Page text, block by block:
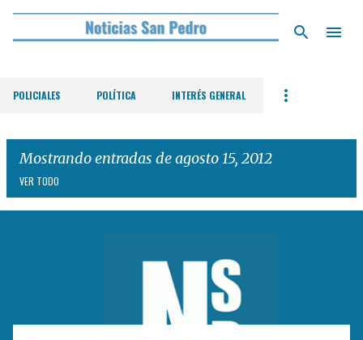
Ir al contenido principal
POLICIALES POLÍTICA INTERÉS GENERAL
Mostrando entradas de agosto 15, 2012
VER TODO